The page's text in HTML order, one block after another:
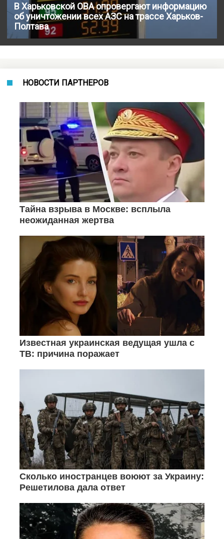
В Харьковской ОВА опровергают информацию
об уничтожении всех АЗС на трассе Харьков-
Полтава
НОВОСТИ ПАРТНЕРОВ